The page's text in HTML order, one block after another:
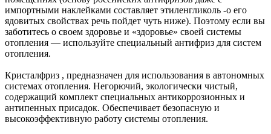
импортными наклейками составляет этиленгликоль -о его
ядовитых свойствах речь пойдет чуть ниже). Поэтому если вы
заботитесь о своем здоровье и «здоровье» своей системы
отопления — используйте специальный антифриз для систем
отопления.
Кристалфриз , предназначен для использования в автономных
системах отопления. Негорючий, экологически чистый,
содержащий комплект специальных антикоррозионных и
антипенных присадок. Обеспечивает безопасную и
высокоэффективную работу системы отопления.